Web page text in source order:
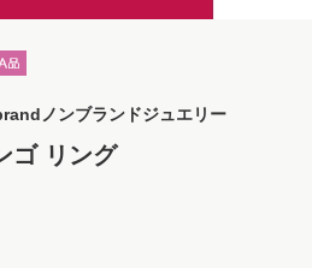
ノンブランドジュエリー
ゴ リング